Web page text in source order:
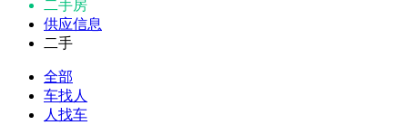
二手房
供应信息
二手
全部
车找人
人找车